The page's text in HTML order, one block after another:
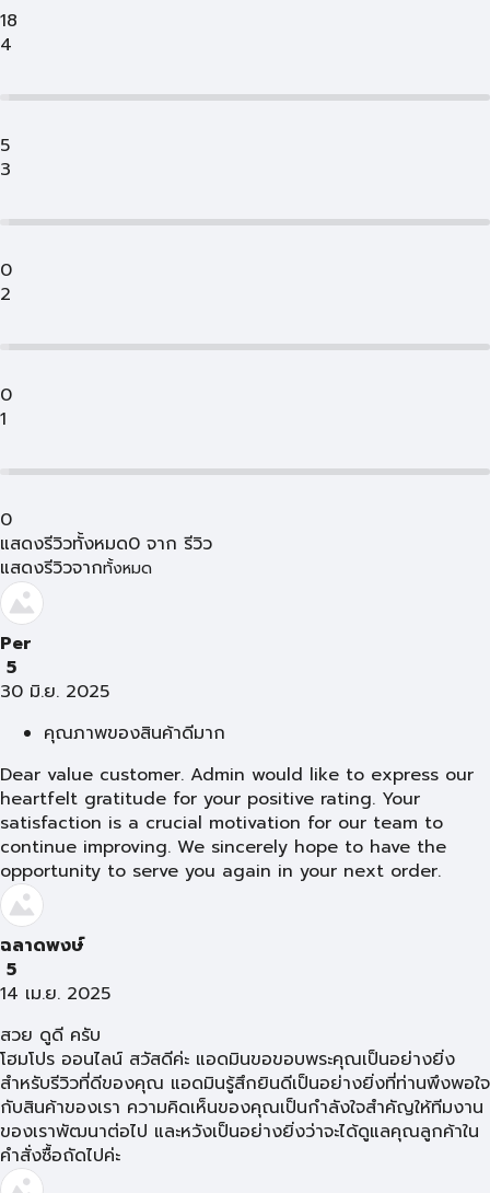
18
4
5
3
0
2
0
1
0
แสดงรีวิวทั้งหมด0 จาก รีวิว
แสดงรีวิวจากทั้งหมด
Per
5
30 มิ.ย. 2025
คุณภาพของสินค้าดีมาก
Dear value customer. Admin would like to express our
heartfelt gratitude for your positive rating. Your
satisfaction is a crucial motivation for our team to
continue improving. We sincerely hope to have the
opportunity to serve you again in your next order.
ฉลาดพงษ์
5
14 เม.ย. 2025
สวย ดูดี ครับ
โฮมโปร ออนไลน์ สวัสดีค่ะ แอดมินขอขอบพระคุณเป็นอย่างยิ่ง
สำหรับรีวิวที่ดีของคุณ แอดมินรู้สึกยินดีเป็นอย่างยิ่งที่ท่านพึงพอใจ
กับสินค้าของเรา ความคิดเห็นของคุณเป็นกำลังใจสำคัญให้ทีมงาน
ของเราพัฒนาต่อไป และหวังเป็นอย่างยิ่งว่าจะได้ดูแลคุณลูกค้าใน
คำสั่งซื้อถัดไปค่ะ